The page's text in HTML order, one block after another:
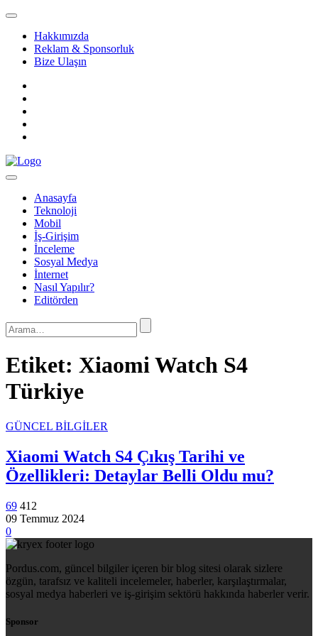
Hakkımızda
Reklam & Sponsorluk
Bize Ulaşın
Anasayfa
Teknoloji
Mobil
İş-Girişim
İnceleme
Sosyal Medya
İnternet
Nasıl Yapılır?
Editörden
Etiket: Xiaomi Watch S4
Türkiye
GÜNCEL BİLGİLER
Xiaomi Watch S4 Çıkış Tarihi ve
Özellikleri: Detaylar Belli Oldu mu?
69 412
09 Temmuz 2024
0
Pordus.com, güncel bilgiler içeren bir blog sitesi olarak sizlere
özgün, tarafsız ve kaliteli incelemeler, haberler, karşılaştırmalar,
sosyal medya haberleri ve iş-girişim sektörü hakkında haberler verir.
Sponsor